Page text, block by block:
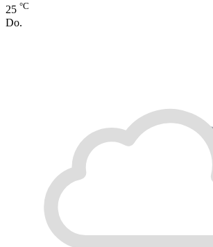
25 °C
Do.